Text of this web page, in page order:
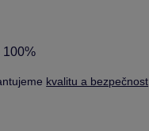
100%
kvalitu a bezpečnost